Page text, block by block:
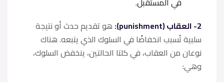
2- العقاب (punishment):
هو تقديم حدث أو نتيجة
سلبية تُسبب انخفاضًا في السلوك الذي يتبعه. هناك
نوعان من العقاب، في كلتا الحالتين، ينخفض السلوك،
وهي: